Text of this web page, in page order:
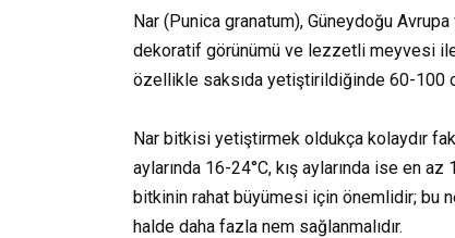
Nar (Punica granatum), Güneydoğu
dekoratif görünümü ve lezzetli meyvesi
özellikle saksıda yetiştirildiğinde 60-100
Nar bitkisi yetiştirmek oldukça kolaydır
aylarında 16-24°C, kış aylarında ise en az
bitkinin rahat büyümesi için önemlidir; bu
halde daha fazla nem sağlanmalıdır.